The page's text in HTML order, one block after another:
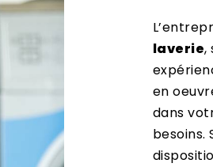
laverie,
en
dans
besoins.